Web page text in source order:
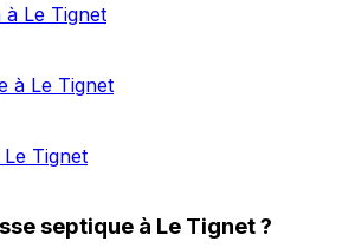
Le Tignet
à Le Tignet
Tignet
septique à Le Tignet ?